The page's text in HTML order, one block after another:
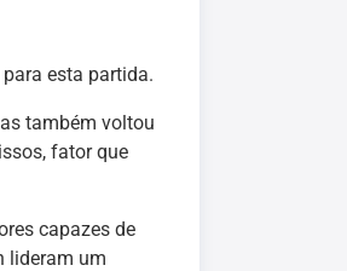
esta partida.
também voltou
fator que
capazes de
lideram um